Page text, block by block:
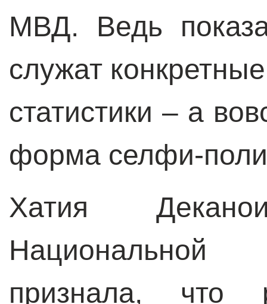
МВД. Ведь
служат
статистики – а
форма селфи-
Хатия
признала,